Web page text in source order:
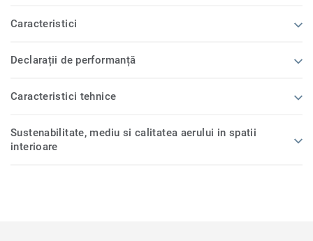
Caracteristici
Declarații de performanță
Caracteristici tehnice
Sustenabilitate, mediu si calitatea aerului in spatii
interioare